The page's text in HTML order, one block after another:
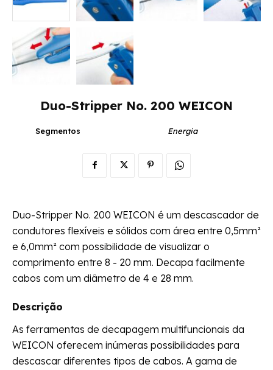
Duo-Stripper No. 200 WEICON
Segmentos Energia
Duo-Stripper No. 200 WEICON é um descascador de
condutores flexíveis e sólidos com área entre 0,5mm²
e 6,0mm² com possibilidade de visualizar o
comprimento entre 8 - 20 mm. Decapa facilmente
cabos com um diâmetro de 4 e 28 mm.
Descrição
As ferramentas de decapagem multifuncionais da
WEICON oferecem inúmeras possibilidades para
descascar diferentes tipos de cabos. A gama de